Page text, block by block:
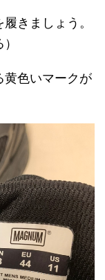
きましょう。
黄色いマークが